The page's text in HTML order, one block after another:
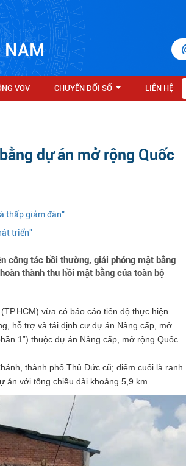
NAM
VOV CHUYỂN ĐỔI SỐ LIÊN HỆ
dự án mở rộng Quốc
thấp giảm đàn"
triển"
công tác bồi thường, giải phóng mặt bằng
thành thu hồi mặt bằng của toàn bộ
vừa có báo cáo tiến độ thực hiện
hỗ trợ và tái định cư dự án Nâng cấp, mở
1”) thuộc dự án Nâng cấp, mở rộng Quốc
thành phố Thủ Đức cũ; điểm cuối là ranh
với tổng chiều dài khoảng 5,9 km.